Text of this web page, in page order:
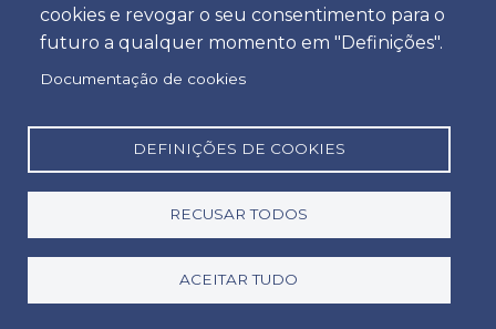
cookies e revogar o seu consentimento para o
futuro a qualquer momento em "Definições".
Documentação de cookies
DEFINIÇÕES DE COOKIES
RECUSAR TODOS
ACEITAR TUDO
II - Sobre nós
«A.Moita – Automóveis de Aluguer sem Condutor,
LDA», «nós» ou «nosso» significam a empresa de
aluguer de automóveis A.Moita – Automóveis de
Aluguer sem Condutor, LDA, com sede na Avenida
de Liberdade 15, 8150-101, São Brás de Alportel,
Empresa determina as finalidades e os meios de
tratamento dos dados, conforme descrito abaixo, e